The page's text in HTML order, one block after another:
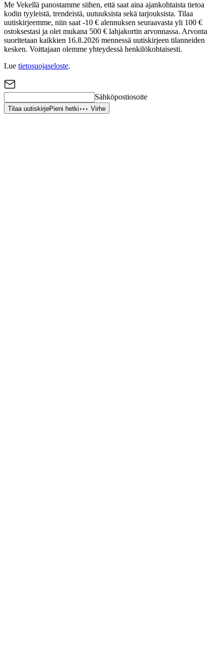
Me Vekellä panostamme siihen, että saat aina ajankohtaista tietoa
kodin tyyleistä, trendeistä, uutuuksista sekä tarjouksista. Tilaa
uutiskirjeemme, niin saat -10 € alennuksen seuraavasta yli 100 €
ostoksestasi ja olet mukana 500 € lahjakortin arvonnassa. Arvonta
suoritetaan kaikkien 16.8.2026 mennessä uutiskirjeen tilanneiden
kesken. Voittajaan olemme yhteydessä henkilökohtaisesti.
Lue tietosuojaseloste.
Sähköpostiosoite
Tilaa uutiskirjePieni hetki Virhe